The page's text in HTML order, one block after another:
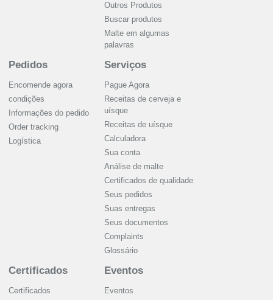
Outros Produtos
Buscar produtos
Malte em algumas
palavras
Pedidos
Encomende agora
condições
Informações do pedido
Order tracking
Logística
Serviços
Pague Agora
Receitas de cerveja e
uísque
Receitas de uísque
Calculadora
Sua conta
Análise de malte
Certificados de qualidade
Seus pedidos
Suas entregas
Seus documentos
Complaints
Glossário
Certificados
Certificados
Eventos
Eventos